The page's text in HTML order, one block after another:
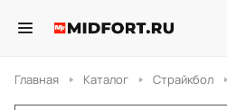
Главная Каталог Страйкбол